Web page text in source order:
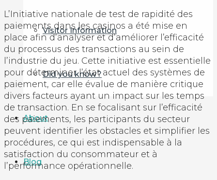
Visitor Information
Did you know?
About
Blog
L’Initiative nationale de test de rapidité des
paiements dans les casinos a été mise en
place afin d’analyser et d’améliorer l’efficacité
du processus des transactions au sein de
l’industrie du jeu. Cette initiative est essentielle
pour déterminer l’état actuel des systèmes de
paiement, car elle évalue de manière critique
divers facteurs ayant un impact sur les temps
de transaction. En se focalisant sur l’efficacité
des paiements, les participants du secteur
peuvent identifier les obstacles et simplifier les
procédures, ce qui est indispensable à la
satisfaction du consommateur et à
l’performance opérationnelle.